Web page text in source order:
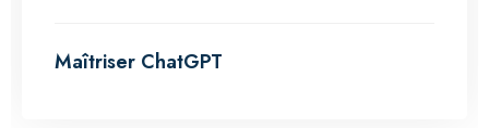
Maîtriser ChatGPT